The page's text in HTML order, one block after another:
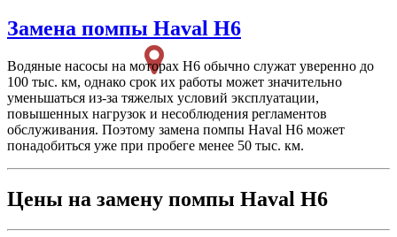
Замена помпы Haval H6
Водяные насосы на моторах H6 обычно служат уверенно до
100 тыс. км, однако срок их работы может значительно
уменьшаться из-за тяжелых условий эксплуатации,
повышенных нагрузок и несоблюдения регламентов
обслуживания. Поэтому замена помпы Haval H6 может
понадобиться уже при пробеге менее 50 тыс. км.
Цены на замену помпы Haval H6